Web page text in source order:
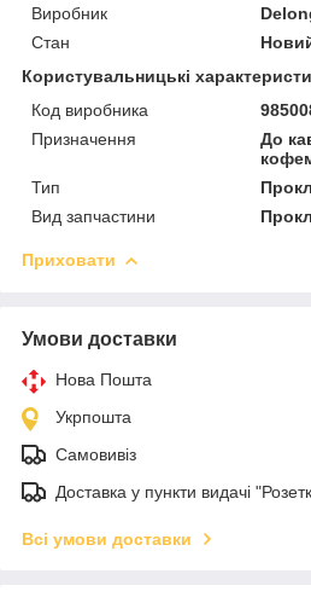
Виробник
Стан
Користувальницькі
Код виробника
Призначення
До
Тип
Вид запчастини
Приховати
Умови доставки
Нова Пошта
Укрпошта
Самовивіз
Доставка у пункти видачі
Всі умови доставки